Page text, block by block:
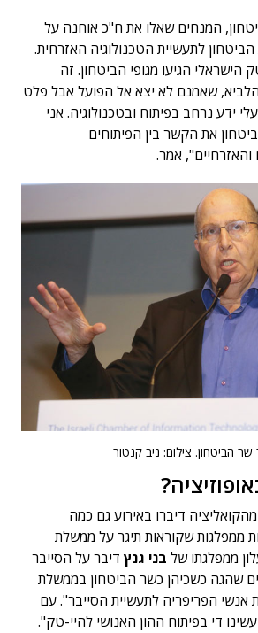
המנחים שאלו את ח"כ אוחנה על
לתעשיית הטכנולוגיה האזרחית.
הגיעו מגופי הביטחון. זה
שאמנם לא יצא אל הפועל אבל פלט
ידע נרחב בפיתוח ובטכנולוגיה. אני
את הקשר בין הפיתוחים
והאזרחיים", אמר.
הביטחון. צילום: ניב קנטור
דיברו באירוע גם כמה
ממפלגות שקוראות תיגר על ממשלת
ממפלגתו של בני גנץ דיבר על הסייבר
שהגה כשכיהן כשר הביטחון בממשלת
אנשי הפריפריה לתעשיית הסייבר". עם
די בפיתוח ההון האנושי להיי-טק".